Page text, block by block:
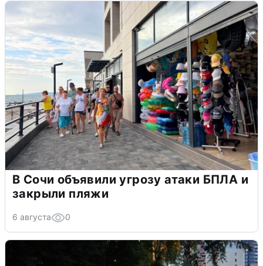
В Сочи объявили угрозу атаки БПЛА и
закрыли пляжи
6 августа 0